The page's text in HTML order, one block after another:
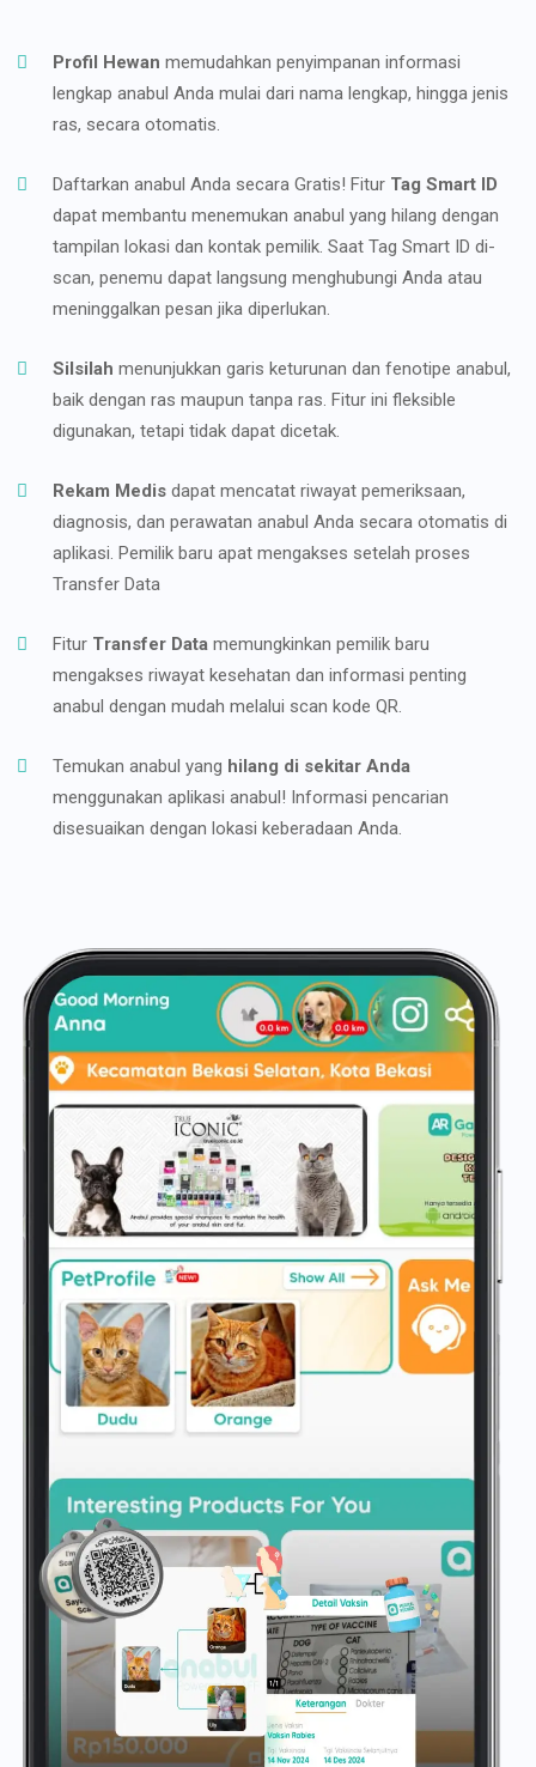
Profil Hewan memudahkan penyimpanan informasi
lengkap anabul Anda mulai dari nama lengkap, hingga jenis
ras, secara otomatis.
Daftarkan anabul Anda secara Gratis! Fitur Tag Smart ID
dapat membantu menemukan anabul yang hilang dengan
tampilan lokasi dan kontak pemilik. Saat Tag Smart ID di-
scan, penemu dapat langsung menghubungi Anda atau
meninggalkan pesan jika diperlukan.
Silsilah menunjukkan garis keturunan dan fenotipe anabul,
baik dengan ras maupun tanpa ras. Fitur ini fleksible
digunakan, tetapi tidak dapat dicetak.
Rekam Medis dapat mencatat riwayat pemeriksaan,
diagnosis, dan perawatan anabul Anda secara otomatis di
aplikasi. Pemilik baru apat mengakses setelah proses
Transfer Data
Fitur Transfer Data memungkinkan pemilik baru
mengakses riwayat kesehatan dan informasi penting
anabul dengan mudah melalui scan kode QR.
Temukan anabul yang hilang di sekitar Anda
menggunakan aplikasi anabul! Informasi pencarian
disesuaikan dengan lokasi keberadaan Anda.